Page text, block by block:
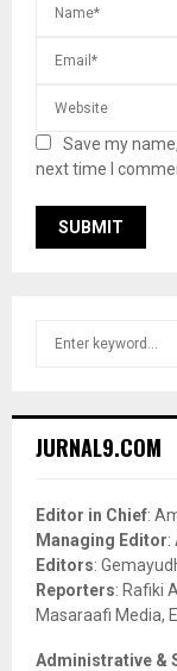
Save my
next time I
h
o
r
:
JURNAL9.COM
Editor in Chief:
Managing Editor:
Editors:
Reporters: Rafiki
Masaraafi Media,
Administrative &